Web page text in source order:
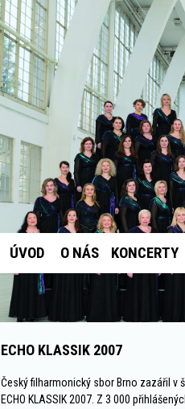
ÚVOD O NÁS KONCERTY
ECHO KLASSIK 2007
Český filharmonický sbor Brno zazářil v
ECHO KLASSIK 2007. Z 3 000